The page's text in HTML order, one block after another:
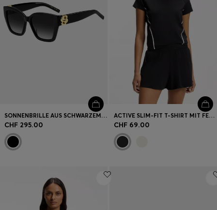
SONNENBRILLE AUS SCHWARZEM ACETAT MIT DOUBLE-B-MONOGRAMM
CHF 295.00
ACTIVE SLIM-FIT T-SHIRT MIT FEUCHTIGKEITSABLEITENDEN EIGENSCHAFTEN
CHF 69.00